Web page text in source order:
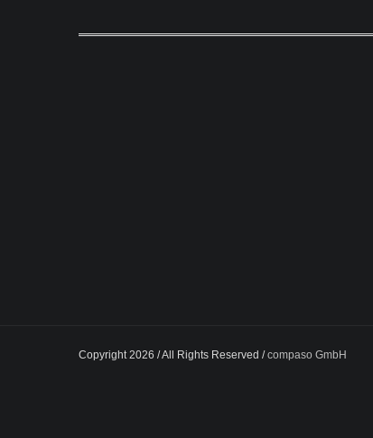
Copyright 2026 / All Rights Reserved /compaso GmbH